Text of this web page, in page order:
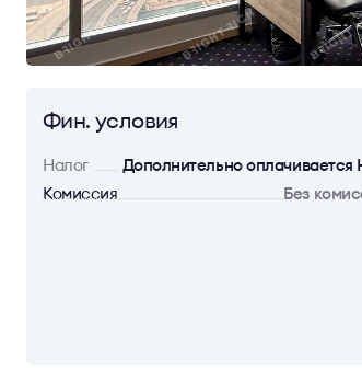
Фин. условия
Налог
Дополнительно
Комиссия
Без